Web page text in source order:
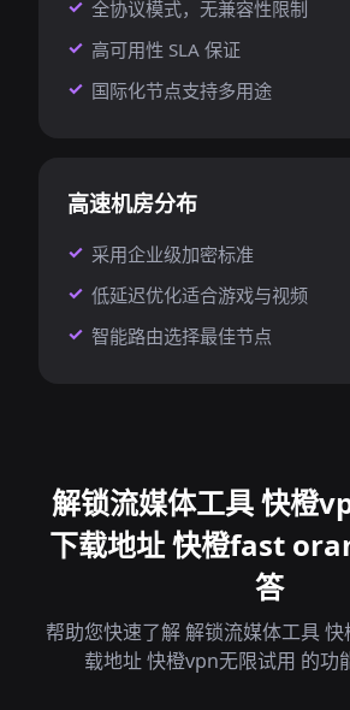
全协议模式，无兼容性限制
高可用性 SLA 保证
国际化节点支持多用途
高速机房分布
采用企业级加密标准
低延迟优化适合游戏与视频
智能路由选择最佳节点
解锁流媒体工具 快橙
下载地址 快橙fast
答
帮助您快速了解 解锁流媒体工具
载地址 快橙vpn无限试用 的功